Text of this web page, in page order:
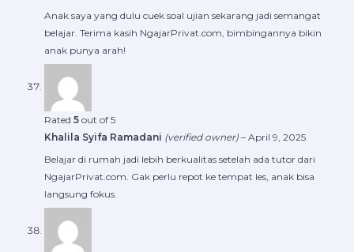
Anak saya yang dulu cuek soal ujian sekarang jadi semangat
belajar. Terima kasih NgajarPrivat.com, bimbingannya bikin
anak punya arah!
Rated 5 out of 5
Khalila Syifa Ramadani (verified owner) – April 9, 2025
Belajar di rumah jadi lebih berkualitas setelah ada tutor dari
NgajarPrivat.com. Gak perlu repot ke tempat les, anak bisa
langsung fokus.